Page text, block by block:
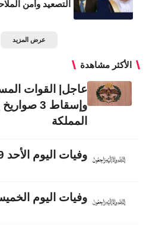
التصعيد وأمن
عرض المزيد
الأكثر مشاهدة
عاجل| القوات
وإسقاط 3
المملكة
وفيات اليوم الأحد 2026/7/19
وفيات اليوم الخميس 2026/